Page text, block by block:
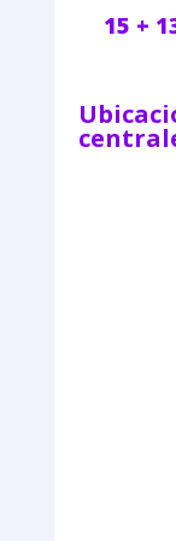
15 +